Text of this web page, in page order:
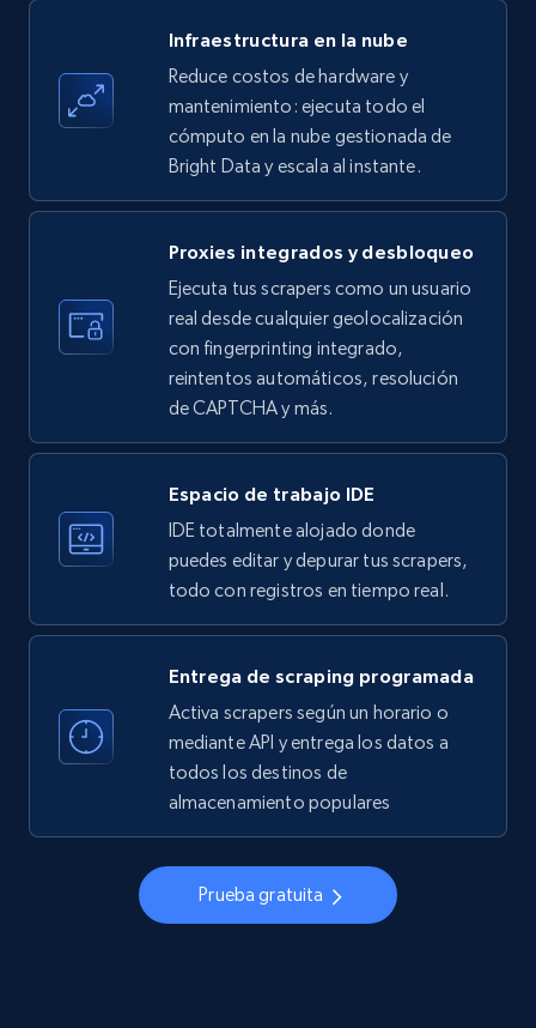
Title, Seller name, Brand, Description, Initial
price, Currency, Availability, Reviews count, and
more.
5.7K+ Prueba gratuita
LinkedIn company information
ID, Name, Country code, Locations, Followers,
Employees in linkedin, About, Specialties, and
33.5K+ 3.5K+ Prueba gratuita
Instagram - Profiles
Account, Fbid, ID, Followers, Posts count, Is
business account, Is professional account, Is
22.2K+ 3.4K+ Prueba gratuita
Instagram - Profiles - Collect profile
information by user name
Account, Fbid, ID, Followers, Posts count, Is
business account, Is professional account, Is
Infraestructura en la nube
Reduce costos de hardware y
mantenimiento: ejecuta todo el
cómputo en la nube gestionada de
Bright Data y escala al instante.
Proxies integrados y desbloqueo
Ejecuta tus scrapers como un usuario
real desde cualquier geolocalización
con fingerprinting integrado,
reintentos automáticos, resolución
de CAPTCHA y más.
Espacio de trabajo IDE
IDE totalmente alojado donde
puedes editar y depurar tus scrapers,
todo con registros en tiempo real.
Entrega de scraping programada
Activa scrapers según un horario o
mediante API y entrega los datos a
todos los destinos de
almacenamiento populares
Prueba gratuita